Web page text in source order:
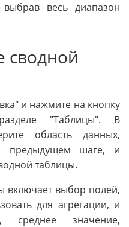
весь диапазон
сводной
и нажмите на кнопку
"Таблицы". В
область данных,
предыдущем шаге, и
таблицы.
включает выбор полей,
для агрегации, и
среднее значение,